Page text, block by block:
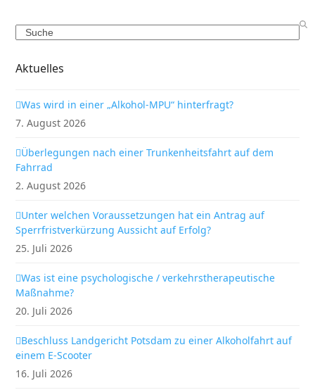
Search
Aktuelles
Was wird in einer „Alkohol-MPU“ hinterfragt?
7. August 2026
Überlegungen nach einer Trunkenheitsfahrt auf dem
Fahrrad
2. August 2026
Unter welchen Voraussetzungen hat ein Antrag auf
Sperrfristverkürzung Aussicht auf Erfolg?
25. Juli 2026
Was ist eine psychologische / verkehrstherapeutische
Maßnahme?
20. Juli 2026
Beschluss Landgericht Potsdam zu einer Alkoholfahrt auf
einem E-Scooter
16. Juli 2026